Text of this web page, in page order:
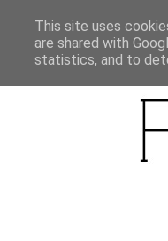
This site uses
are shared with
statistics, and to